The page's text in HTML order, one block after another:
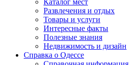
Каталог мест
Развлечения и отдых
Товары и услуги
Интересные факты
Полезные знания
Недвижимость и дизайн
Справка о Одессе